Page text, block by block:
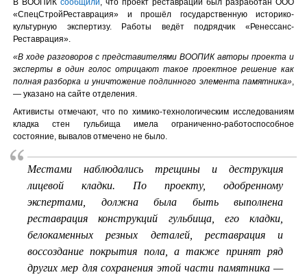
«СпецСтройРеставрация» и прошёл государственную историко-
культурную экспертизу. Работы ведёт подрядчик «Ренессанс-
Реставрация».
«В ходе разговоров с представителями ВООПИК авторы проекта и
эксперты в один голос отрицают такое проектное решение как
полная разборка и уничтожение подлинного элемента памятника»
— указано на сайте отделения.
Активисты отмечают, что по химико-технологическим исследованиям
кладка стен гульбища имела ограниченно-работоспособное
состояние, вывалов отмечено не было.
Местами наблюдались трещины и деструкция
лицевой кладки. По проекту, одобренному
экспертами, должна была быть выполнена
реставрация конструкций гульбища, его кладки,
белокаменных резных деталей, реставрация и
воссоздание покрытия пола, а также принят ряд
других мер для сохранения этой части памятника —